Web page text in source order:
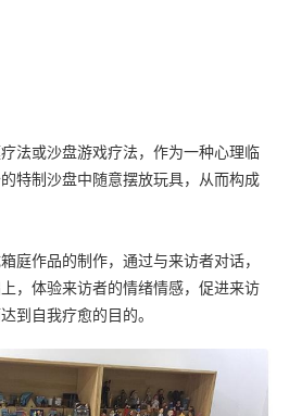
或沙盘游戏疗法，作为一种心理临
特制沙盘中随意摆放玩具，从而构成
作品的制作，通过与来访者对话，
，体验来访者的情绪情感，促进来访
到自我疗愈的目的。